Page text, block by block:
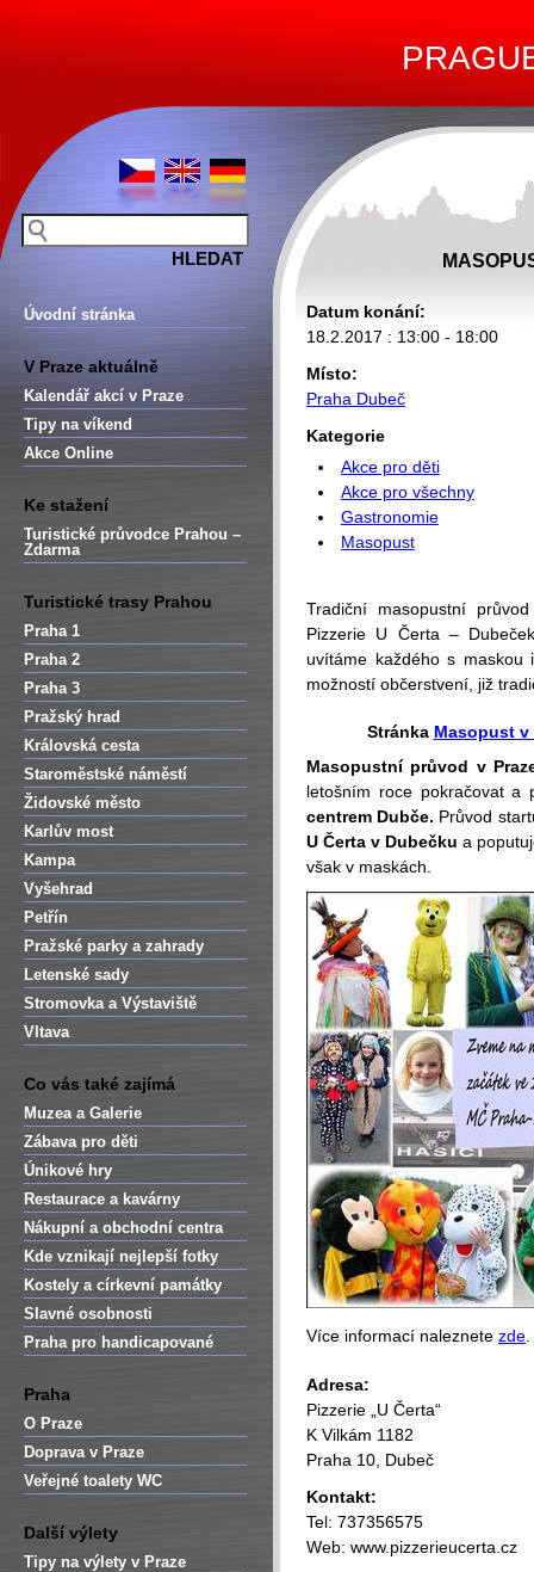
Úvodní stránka
V Praze aktuálně
Kalendář akcí v Praze
Tipy na víkend
Akce Online
Ke stažení
Turistické průvodce Prahou –
Zdarma
Turistické trasy Prahou
Praha 1
Praha 2
Praha 3
Pražský hrad
Královská cesta
Staroměstské náměstí
Židovské město
Karlův most
Kampa
Vyšehrad
Petřín
Pražské parky a zahrady
Letenské sady
Stromovka a Výstaviště
Vltava
Co vás také zajímá
Muzea a Galerie
Zábava pro děti
Únikové hry
Restaurace a kavárny
Nákupní a obchodní centra
Kde vznikají nejlepší fotky
Kostely a církevní památky
Slavné osobnosti
Praha pro handicapované
Praha
O Praze
Doprava v Praze
Veřejné toalety WC
Další výlety
Tipy na výlety v Praze
Datum konání:
18.2.2017 : 13:00 - 18:00
Místo:
Praha Dubeč
Kategorie
Akce pro děti
Akce pro všechny
Gastronomie
Masopust
Tradiční masopustní
Pizzerie U Čerta –
uvítáme každého s
možností občerstvení, již
Stránka Masopust v
Masopustní průvod v
letošním roce pokračovat
centrem Dubče. Průvod
U Čerta v Dubečku a
však v maskách.
Více informací naleznete zde
Adresa:
Pizzerie „U Čerta“
K Vilkám 1182
Praha 10, Dubeč
Kontakt:
Tel: 737356575
Web: www.pizzerieucerta.cz